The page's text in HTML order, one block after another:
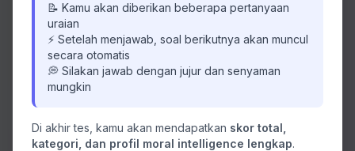
📝 Kamu akan diberikan beberapa pertanyaan
uraian
⚡ Setelah menjawab, soal berikutnya akan muncul
secara otomatis
💭 Silakan jawab dengan jujur dan senyaman
mungkin
Di akhir tes, kamu akan mendapatkan skor total,
kategori, dan profil moral intelligence lengkap.
orang lain dalam situasi sosial, misalnya
dengan kata-kata, sentuhan, atau
ekspresi wajah?
✏️ Jawaban Anda: (minimal 10 karakter)